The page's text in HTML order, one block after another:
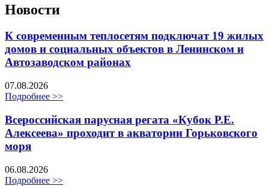
Новости
К современным теплосетям подключат 19 жилых
домов и социальных объектов в Ленинском и
Автозаводском районах
07.08.2026
Подробнее >>
Всероссийская парусная регата «Кубок Р.Е.
Алексеева» проходит в акватории Горьковского
моря
06.08.2026
Подробнее >>